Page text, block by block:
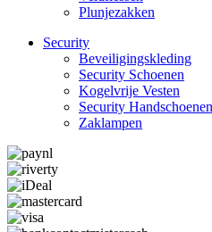
Plunjezakken
Security
Beveiligings­­kleding
Security Schoenen
Kogelvrije Vesten
Security Hand­­schoenen
Zaklampen